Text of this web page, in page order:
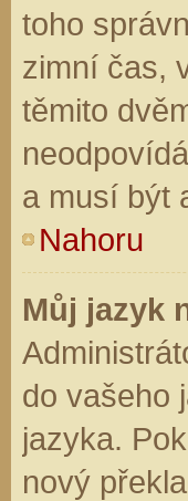
toho
zimní čas,
těmito
a musí být
Nahoru
Můj jazyk
do vašeho
jazyka.
nový